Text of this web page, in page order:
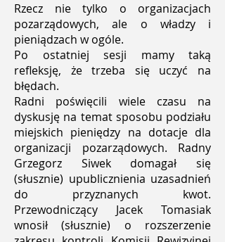
Rzecz nie tylko o organizacjach
pozarządowych, ale o władzy i
pieniądzach w ogóle.
Po ostatniej sesji mamy taką
refleksję, że trzeba się uczyć na
błędach.
Radni poświęcili wiele czasu na
dyskusję na temat sposobu podziału
miejskich pieniędzy na dotacje dla
organizacji pozarządowych. Radny
Grzegorz Siwek domagał się
(słusznie) upublicznienia uzasadnień
do przyznanych kwot.
Przewodniczący Jacek Tomasiak
wnosił (słusznie) o rozszerzenie